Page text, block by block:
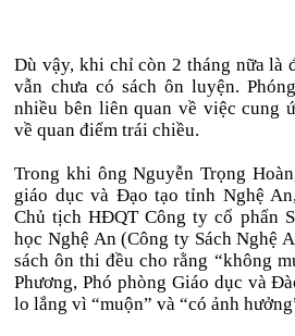
Dù vậy, khi chỉ còn 2 tháng nữa là
vẫn chưa có sách ôn luyện.
nhiều bên liên quan về việc cung
về quan điểm trái chiều.
Trong khi ông Nguyễn Trọng
giáo dục và Đạo tạo tỉnh Nghệ
Chủ tịch HĐQT Công ty cổ phẩn
học Nghệ An (Công ty Sách Nghệ
sách ôn thi đều cho rằng “không
Phương, Phó phòng Giáo dục và
lo lắng vì “muộn” và “có ảnh